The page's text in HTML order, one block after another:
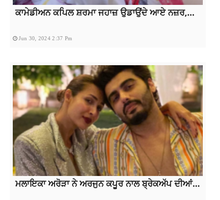
ਕਾਮੇਡੀਅਨ ਕਪਿਲ ਸ਼ਰਮਾ ਜਹਾਜ਼ ਉਡਾਉਂਦੇ ਆਏ ਨਜ਼ਰ,...
Jun 30, 2024 2:37 Pm
ਮਲਾਇਕਾ ਅਰੋੜਾ ਨੇ ਅਰਜੁਨ ਕਪੂਰ ਨਾਲ ਬ੍ਰੇਕਅੱਪ ਦੀਆਂ...